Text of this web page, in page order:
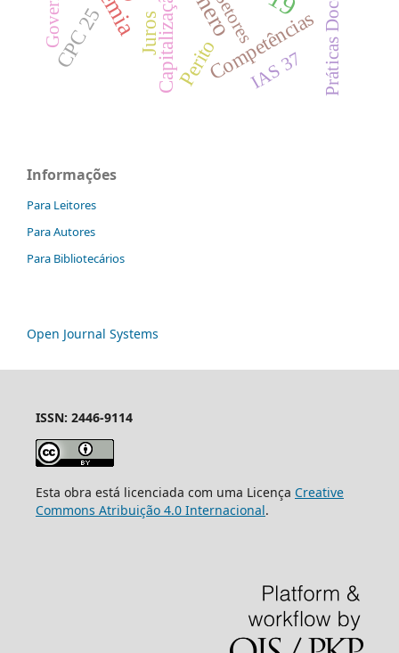
Capitalização
Juros
PeritoCompetências
CPC 25 Setores Práticas Docentes
IAS 37
Informações
Para Leitores
Para Autores
Para Bibliotecários
Open Journal Systems
ISSN: 2446-9114
Esta obra está licenciada com uma Licença Creative
Commons Atribuição 4.0 Internacional.